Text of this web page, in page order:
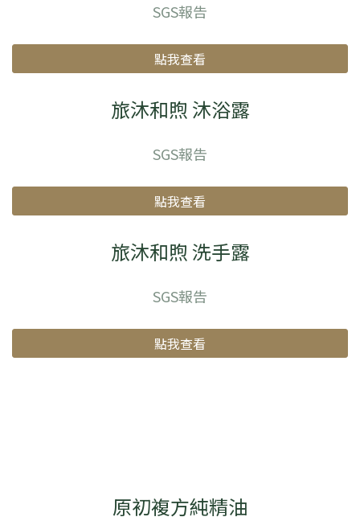
SGS報告
點我查看
旅沐和煦 沐浴露
SGS報告
點我查看
旅沐和煦 洗手露
SGS報告
點我查看
原初複方純精油